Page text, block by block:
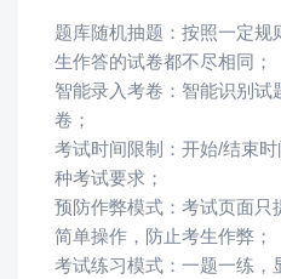
题库随机抽题：按照一定规
生作答的试卷都不尽相同；
智能录入考卷：智能识别试
卷；
考试时间限制：开始/结束
种考试要求；
预防作弊模式：考试页面只
简单操作，防止考生作弊；
考试练习模式：一题一练，